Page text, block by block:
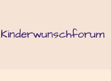
Kinderwunschforum